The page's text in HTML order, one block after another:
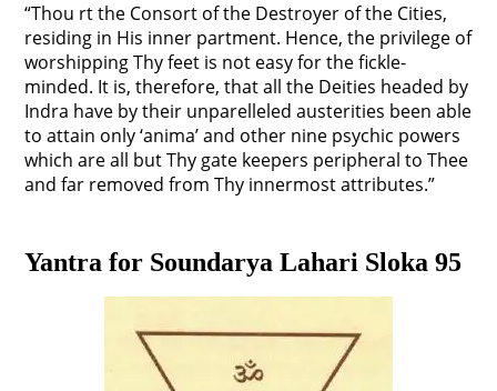
“Thou rt the Consort of the Destroyer of the Cities,
residing in His inner partment. Hence, the privilege of
worshipping Thy feet is not easy for the fickle-
minded. It is, therefore, that all the Deities headed by
Indra have by their unparelleled austerities been able
to attain only ‘anima’ and other nine psychic powers
which are all but Thy gate keepers peripheral to Thee
and far removed from Thy innermost attributes.”
Yantra for Soundarya Lahari Sloka 95